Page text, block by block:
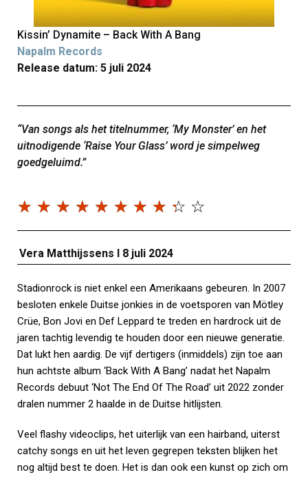
Kissin’ Dynamite – Back With A Bang
Napalm Records
Release datum: 5 juli 2024
“Van songs als het titelnummer, ‘My Monster’ en het
uitnodigende ‘Raise Your Glass’ word je simpelweg
goedgeluimd.”
☆ ☆ ☆ ☆ ☆ ☆ ☆ ☆ ☆ ☆
Vera Matthijssens I 8 juli 2024
Stadionrock is niet enkel een Amerikaans gebeuren. In 2007
besloten enkele Duitse jonkies in de voetsporen van Mötley
Crüe, Bon Jovi en Def Leppard te treden en hardrock uit de
jaren tachtig levendig te houden door een nieuwe generatie.
Dat lukt hen aardig. De vijf dertigers (inmiddels) zijn toe aan
hun achtste album ‘Back With A Bang’ nadat het Napalm
Records debuut ‘Not The End Of The Road’ uit 2022 zonder
dralen nummer 2 haalde in de Duitse hitlijsten.
Veel flashy videoclips, het uiterlijk van een hairband, uiterst
catchy songs en uit het leven gegrepen teksten blijken het
nog altijd best te doen. Het is dan ook een kunst op zich om